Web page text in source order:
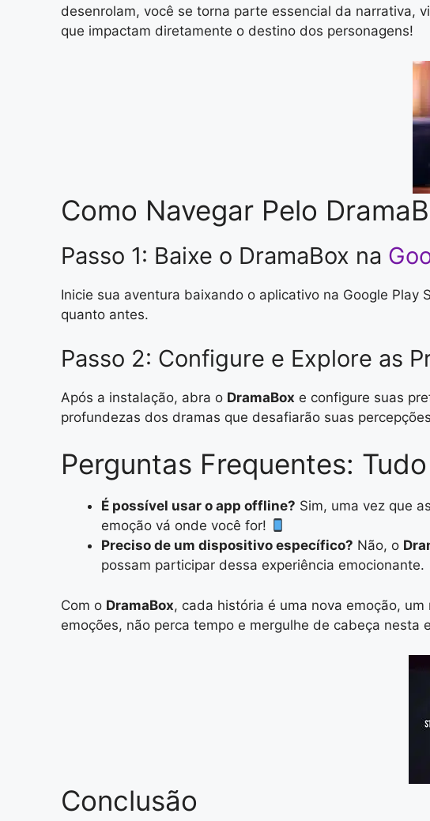
desenrolam, você se torna parte essencial da narrativa,
que impactam diretamente o destino dos personagens!
Como Navegar Pelo
Passo 1: Baixe o DramaBox na
Inicie sua aventura baixando o aplicativo na Google
quanto antes.
Passo 2: Configure e Explore as
Após a instalação, abra o DramaBox e configure suas
profundezas dos dramas que desafiarão suas
Perguntas Frequentes:
É possível usar o app offline? Sim, uma vez que
emoção vá onde você for!
Preciso de um dispositivo específico? Não, o
possam participar dessa experiência emocionante.
Com o DramaBox, cada história é uma nova emoção,
emoções, não perca tempo e mergulhe de cabeça nesta
Conclusão